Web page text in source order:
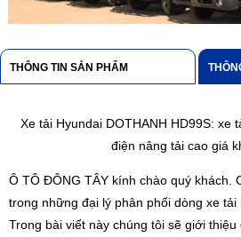
THÔNG TIN SẢN PHẨM
Xe tải Hyundai DOTHANH HD99S: xe
điện nâng tải cao giá
Ô TÔ ĐÔNG TÂY kính chào quý khách.
trong những đại lý phân phối dòng xe tải
Trong bài viết này chúng tôi sẽ giới